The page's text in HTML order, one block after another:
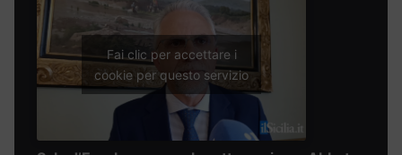
Fai clic per accettare i
cookie per questo servizio